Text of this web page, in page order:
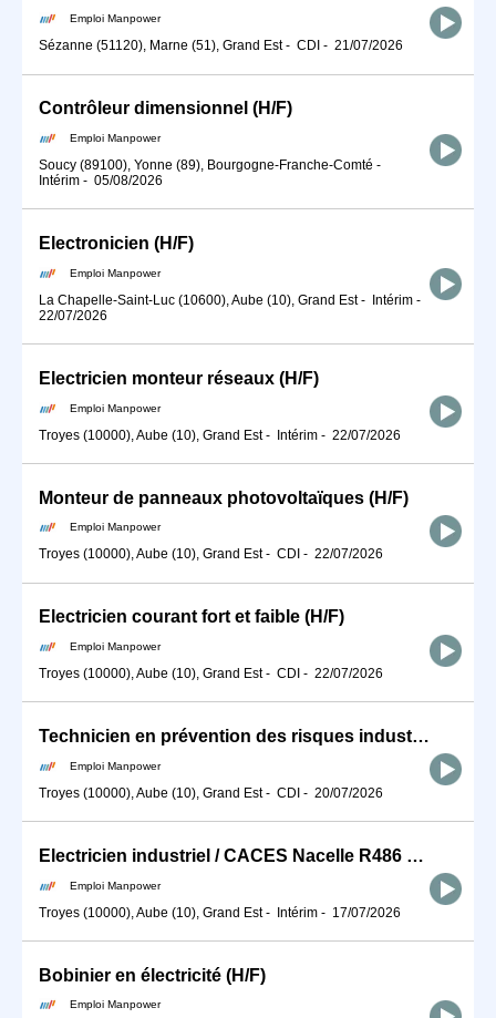
Emploi Manpower
Sézanne (51120), Marne (51), Grand Est- CDI - 21/07/2026
Contrôleur dimensionnel (H/F)
Emploi Manpower
Soucy (89100), Yonne (89), Bourgogne-Franche-Comté -
Intérim - 05/08/2026
Electronicien (H/F)
Emploi Manpower
La Chapelle-Saint-Luc (10600), Aube (10), Grand Est- Intérim -
22/07/2026
Electricien monteur réseaux (H/F)
Emploi Manpower
Troyes (10000), Aube (10), Grand Est- Intérim - 22/07/2026
Monteur de panneaux photovoltaïques (H/F)
Emploi Manpower
Troyes (10000), Aube (10), Grand Est- CDI - 22/07/2026
Electricien courant fort et faible (H/F)
Emploi Manpower
Troyes (10000), Aube (10), Grand Est- CDI - 22/07/2026
Technicien en prévention des risques industriels / professionnels (H/F)
Emploi Manpower
Troyes (10000), Aube (10), Grand Est- CDI - 20/07/2026
Electricien industriel / CACES Nacelle R486 B (H/F)
Emploi Manpower
Troyes (10000), Aube (10), Grand Est- Intérim - 17/07/2026
Bobinier en électricité (H/F)
Emploi Manpower